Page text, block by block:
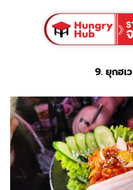
9. ยุกฮเว